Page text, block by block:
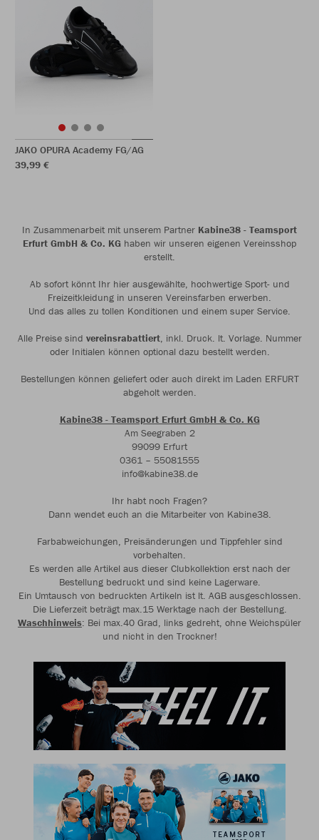
JAKO OPURA Academy FG/AG
39,99 €
In Zusammenarbeit mit unserem Partner Kabine38 - Teamsport
Erfurt GmbH & Co. KG haben wir unseren eigenen Vereinsshop
erstellt.
Ab sofort könnt Ihr hier ausgewählte, hochwertige Sport- und
Freizeitkleidung in unseren Vereinsfarben erwerben.
Und das alles zu tollen Konditionen und einem super Service.
Alle Preise sind vereinsrabattiert, inkl. Druck. lt. Vorlage. Nummer
oder Initialen können optional dazu bestellt werden.
Bestellungen können geliefert oder auch direkt im Laden ERFURT
abgeholt werden.
Kabine38 - Teamsport Erfurt GmbH & Co. KG
Am Seegraben 2
99099 Erfurt
0361 – 55081555
info@kabine38.de
Ihr habt noch Fragen?
Dann wendet euch an die Mitarbeiter von Kabine38.
Farbabweichungen, Preisänderungen und Tippfehler sind
vorbehalten.
Es werden alle Artikel aus dieser Clubkollektion erst nach der
Bestellung bedruckt und sind keine Lagerware.
Ein Umtausch von bedruckten Artikeln ist lt. AGB ausgeschlossen.
Die Lieferzeit beträgt max.15 Werktage nach der Bestellung.
Waschhinweis: Bei max.40 Grad, links gedreht, ohne Weichspüler
und nicht in den Trockner!